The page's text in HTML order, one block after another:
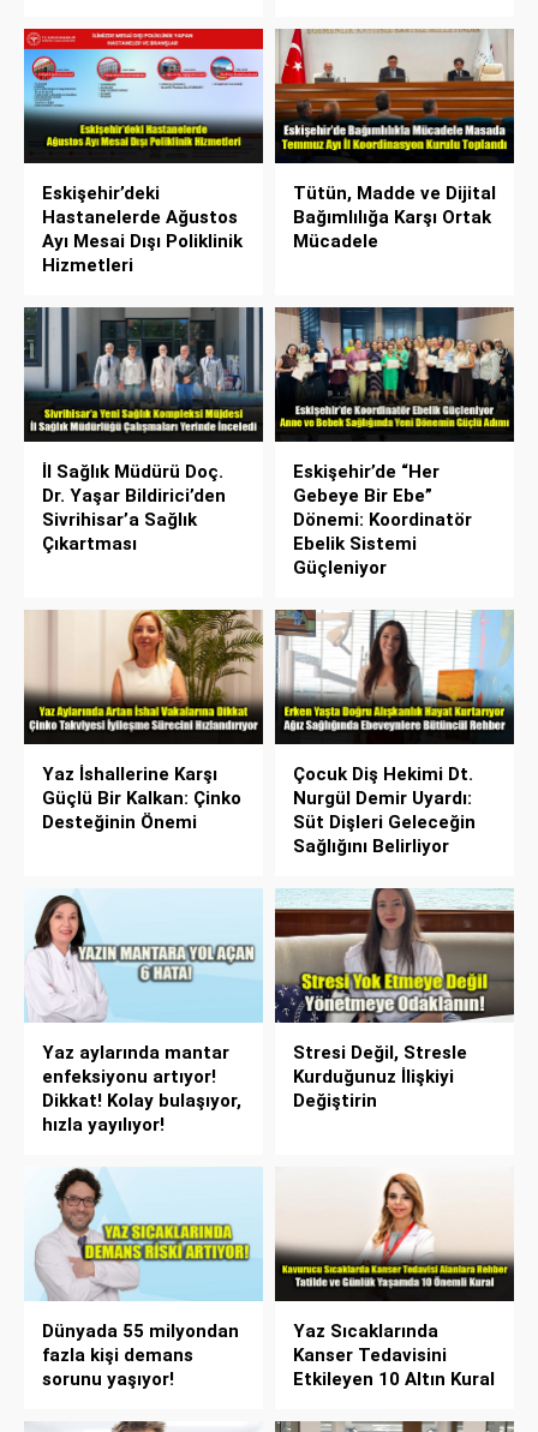
Eskişehir’deki
Hastanelerde Ağustos
Ayı Mesai Dışı Poliklinik
Hizmetleri
Tütün, Madde ve Dijital
Bağımlılığa Karşı Ortak
Mücadele
İl Sağlık Müdürü Doç.
Dr. Yaşar Bildirici’den
Sivrihisar’a Sağlık
Çıkartması
Eskişehir’de “Her
Gebeye Bir Ebe”
Dönemi: Koordinatör
Ebelik Sistemi
Güçleniyor
Yaz İshallerine Karşı
Güçlü Bir Kalkan: Çinko
Desteğinin Önemi
Çocuk Diş Hekimi Dt.
Nurgül Demir Uyardı:
Süt Dişleri Geleceğin
Sağlığını Belirliyor
Yaz aylarında mantar
enfeksiyonu artıyor!
Dikkat! Kolay bulaşıyor,
hızla yayılıyor!
Stresi Değil, Stresle
Kurduğunuz İlişkiyi
Değiştirin
Dünyada 55 milyondan
fazla kişi demans
sorunu yaşıyor!
Yaz Sıcaklarında
Kanser Tedavisini
Etkileyen 10 Altın Kural